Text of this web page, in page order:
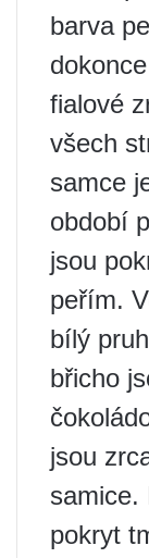
barva
fialové
všech
samce
období
jsou
peřím.
bílý
břicho
jsou
samice.
pokryt